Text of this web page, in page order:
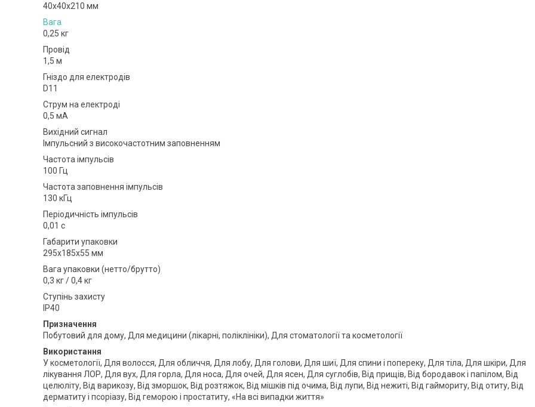
40x40x210 мм
Вага
0,25 кг
Провід
1,5 м
Гніздо для електродів
D11
Струм на електроді
0,5 мА
Вихідний сигнал
Імпульсний з високочастотним заповненням
Частота імпульсів
100 Гц
Частота заповнення імпульсів
130 кГц
Періодичність імпульсів
0,01 с
Габарити упаковки
295x185x55 мм
Вага упаковки (нетто/брутто)
0,3 кг / 0,4 кг
Ступінь захисту
IP40
Призначення
Побутовий для дому, Для медицини (лікарні, поліклініки), Для стоматології та косметології
Використання
У косметології, Для волосся, Для обличчя, Для лобу, Для голови, Для шиї, Для спини і попереку, Для тіла, Для шкіри, Для
лікування ЛОР, Для вух, Для горла, Для носа, Для очей, Для ясен, Для суглобів, Від прищів, Від бородавок і папілом, Від
целюліту, Від варикозу, Від зморшок, Від розтяжок, Від мішків під очима, Від лупи, Від нежиті, Від гаймориту, Від отиту, Від
дерматиту і псоріазу, Від геморою і простатиту, «На всі випадки життя»